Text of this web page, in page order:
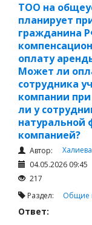
ТОО на
планирует
гражданина
оплату
Может ли
сотрудника
компании
ли у
натуральной
компанией?
Автор:
04.05.2026 09:45
217
Раздел: Общие
Ответ: